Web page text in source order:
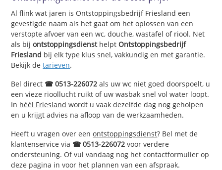
Al flink wat jaren is Ontstoppingsbedrijf Friesland een
gevestigde naam als het gaat om het oplossen van een
verstopte afvoer van een wc, douche, wastafel of riool. Net
als bijontstoppingsdiensthelptOntstoppingsbedrijf
Friesland bij elk type klus snel, vakkundig en met garantie.
Bekijk detarieven.
Bel direct ☎ 0513-226072 als uw wc niet goed doorspoelt, u
een vieze rioollucht ruikt of uw wasbak snel vol water loopt.
In héél Friesland wordt u vaak dezelfde dag nog geholpen
en u krijgt advies na afloop van de werkzaamheden.
Heeft u vragen over eenontstoppingsdienst? Bel met de
klantenservice via ☎ 0513-226072 voor verdere
ondersteuning. Of vul vandaag nog het contactformulier op
deze pagina in voor het plannen van een afspraak.